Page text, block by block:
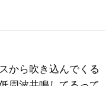
から吹き込んでくる